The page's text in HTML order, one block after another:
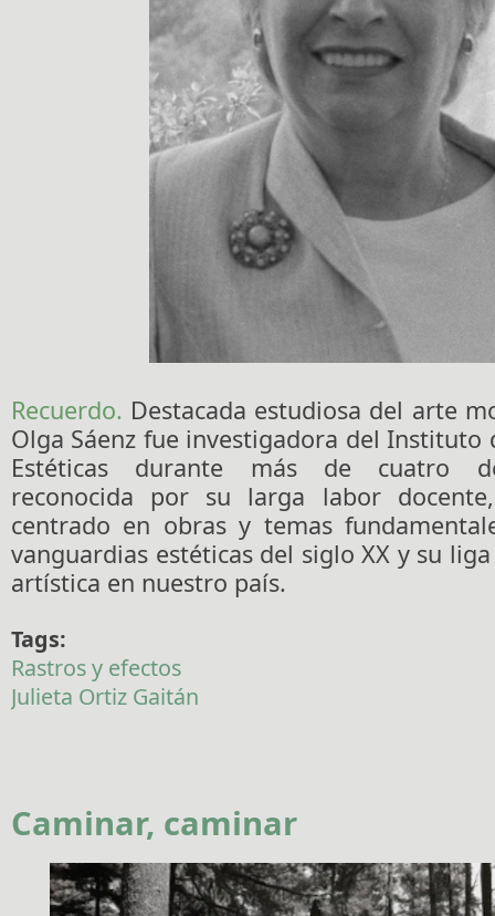
Recuerdo. Destacada estudiosa del arte
Olga Sáenz fue investigadora del Instituto
Estéticas durante más de cuatro
reconocida por su larga labor
centrado en obras y temas
vanguardias estéticas del siglo XX y su
artística en nuestro país.
Tags:
Rastros y efectos
Julieta Ortiz Gaitán
Caminar, caminar